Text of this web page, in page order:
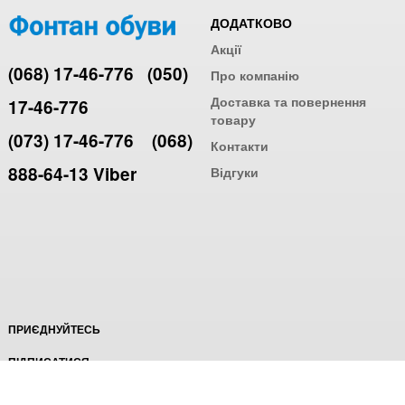
(068) 17-46-776 (050)
17-46-776
(073) 17-46-776
(068)
888-64-13 Viber
ДОДАТКОВО
Акції
Про компанію
Доставка та повернення
товару
Контакти
Відгуки
ПРИЄДНУЙТЕСЬ
ПІДПИСАТИСЯ